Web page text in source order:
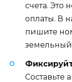
счета. Это
оплаты. В
пишите
земельный
Составьте